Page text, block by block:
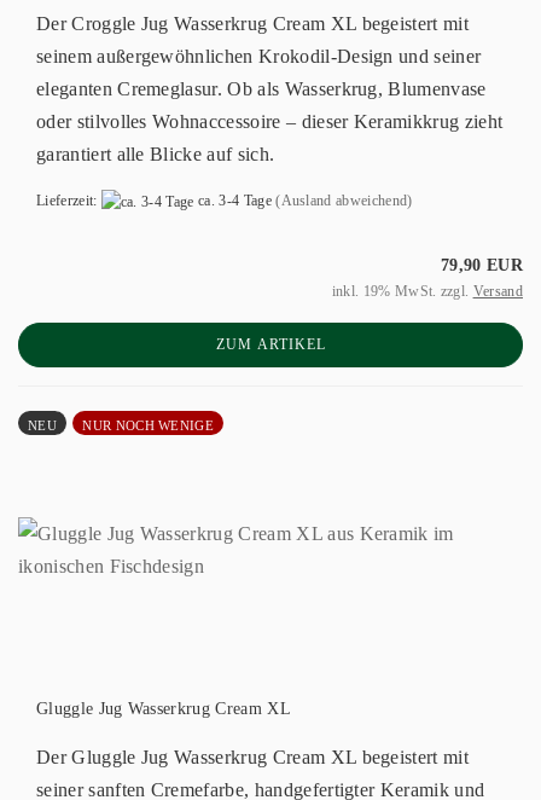
Der Croggle Jug Wasserkrug Cream XL begeistert mit
seinem außergewöhnlichen Krokodil-Design und seiner
eleganten Cremeglasur. Ob als Wasserkrug, Blumenvase
oder stilvolles Wohnaccessoire – dieser Keramikkrug zieht
garantiert alle Blicke auf sich.
Lieferzeit: ca. 3-4 Tage (Ausland abweichend)
79,90 EUR
inkl. 19% MwSt. zzgl. Versand
ZUM ARTIKEL
NEU NUR NOCH WENIGE
Gluggle Jug Wasserkrug Cream XL
Der Gluggle Jug Wasserkrug Cream XL begeistert mit
seiner sanften Cremefarbe, handgefertigter Keramik und